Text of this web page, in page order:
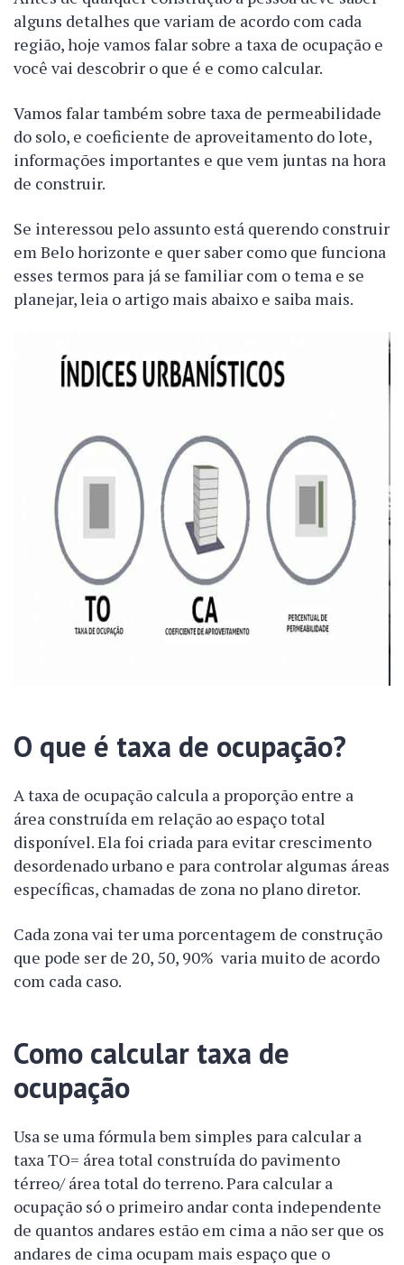
alguns detalhes que variam de acordo com cada
região, hoje vamos falar sobre a taxa de ocupação e
você vai descobrir o que é e como calcular.
Vamos falar também sobre taxa de permeabilidade
do solo, e coeficiente de aproveitamento do lote,
informações importantes e que vem juntas na hora
de construir.
Se interessou pelo assunto está querendo construir
em Belo horizonte e quer saber como que funciona
esses termos para já se familiar com o tema e se
planejar, leia o artigo mais abaixo e saiba mais.
O que é taxa de ocupação?
A taxa de ocupação calcula a proporção entre a
área construída em relação ao espaço total
disponível. Ela foi criada para evitar crescimento
desordenado urbano e para controlar algumas áreas
específicas, chamadas de zona no plano diretor.
Cada zona vai ter uma porcentagem de construção
que pode ser de 20, 50, 90% varia muito de acordo
com cada caso.
Como calcular taxa de
ocupação
Usa se uma fórmula bem simples para calcular a
taxa TO= área total construída do pavimento
térreo/ área total do terreno. Para calcular a
ocupação só o primeiro andar conta independente
de quantos andares estão em cima a não ser que os
andares de cima ocupam mais espaço que o